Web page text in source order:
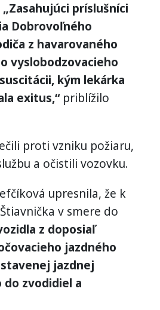
„Zasahujúci príslušníci
Dobrovoľného
z havarovaného
vyslobodzovacieho
kým lekárka
exitus,“priblížilo
proti vzniku požiaru,
a očistili vozovku.
upresnila, že k
v smere do
z doposiaľ
jazdného
jazdnej
do zvodidiel a